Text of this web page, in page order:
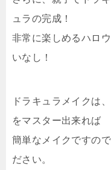
ュラの完成！
非常に楽しめるハロ
いなし！
ドラキュラメイクは
をマスター出来れば
簡単なメイクですの
ださい。